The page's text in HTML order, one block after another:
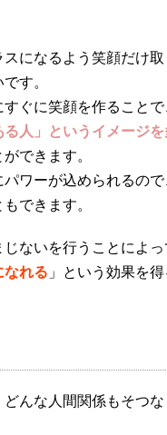
になるよう笑顔だけ取
す。
ぐに笑顔を作ることで
人」というイメージ
ができます。
ワーが込められるの
できます。
ないを行うことによ
なれる 」という効果を
んな人間関係もそつ